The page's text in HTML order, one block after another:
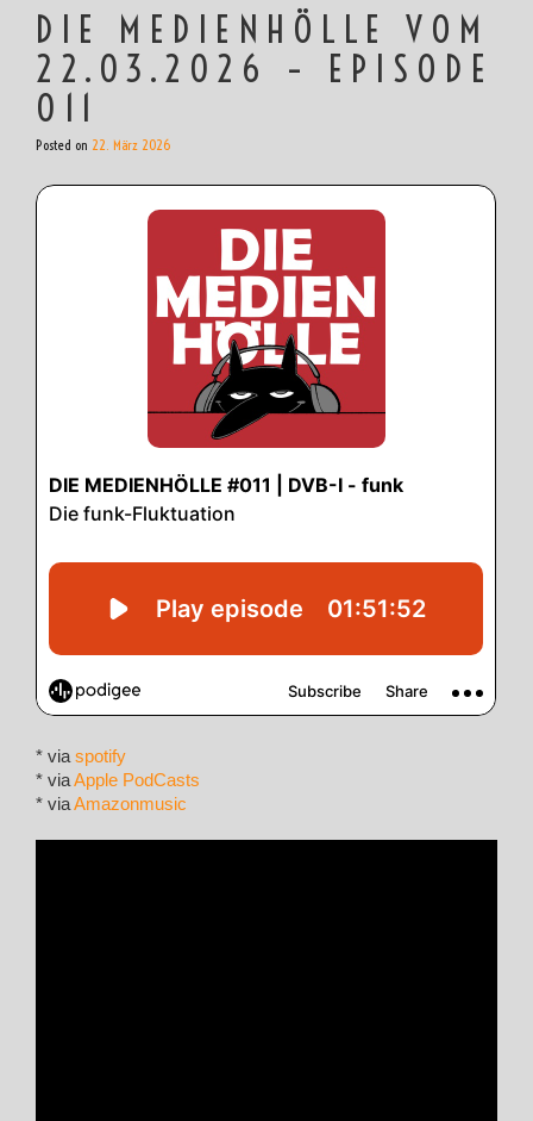
DIE MEDIENHÖLLE VOM
22.03.2026 – EPISODE
011
Posted on 22. März 2026
* via spotify
* viaApple PodCasts
* viaAmazonmusic